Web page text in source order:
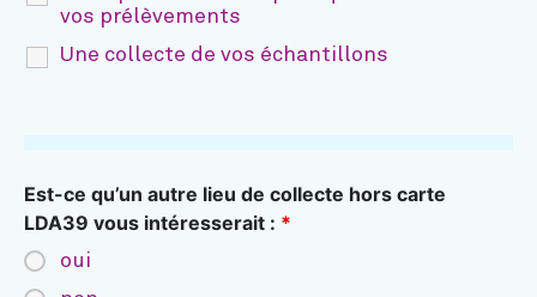
vos prélèvements
Une collecte de vos échantillons
Est-ce qu’un autre lieu de collecte hors carte
LDA39 vous intéresserait : *
oui